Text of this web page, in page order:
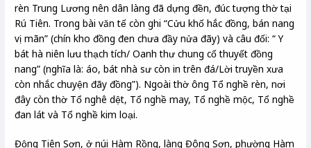
rèn Trung Lương nên dân làng đã dựng đền, đúc tượng thờ tại
Rú Tiên. Trong bài văn tế còn ghi “Cửu khố hắc đồng, bán nang
vị mãn” (chín kho đồng đen chưa đầy nửa đãy) và câu đối: “ Y
bát hà niên lưu thạch tích/ Oanh thư chung cố thuyết đồng
nang” (nghĩa là: áo, bát nhà sư còn in trên đá/Lời truyền xưa
còn nhắc chuyện đãy đồng”). Ngoài thờ ông Tổ nghề rèn, nơi
đây còn thờ Tổ nghê dệt, Tổ nghề may, Tổ nghề mộc, Tổ nghề
đan lát và Tổ nghề kim loại.
Động Tiên Sơn, ở núi Hàm Rồng, làng Đông Sơn, phường Hàm